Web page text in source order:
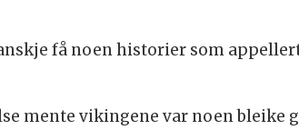
få noen historier som
mente vikingene var noen bleike